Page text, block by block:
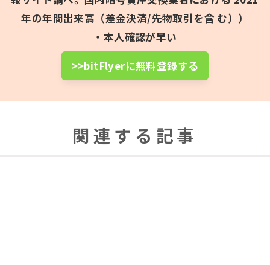
年の年間出来高（差金決済/先物取引を含 む））
・本人確認が早い
>>bitFlyerに無料登録する
関連する記事